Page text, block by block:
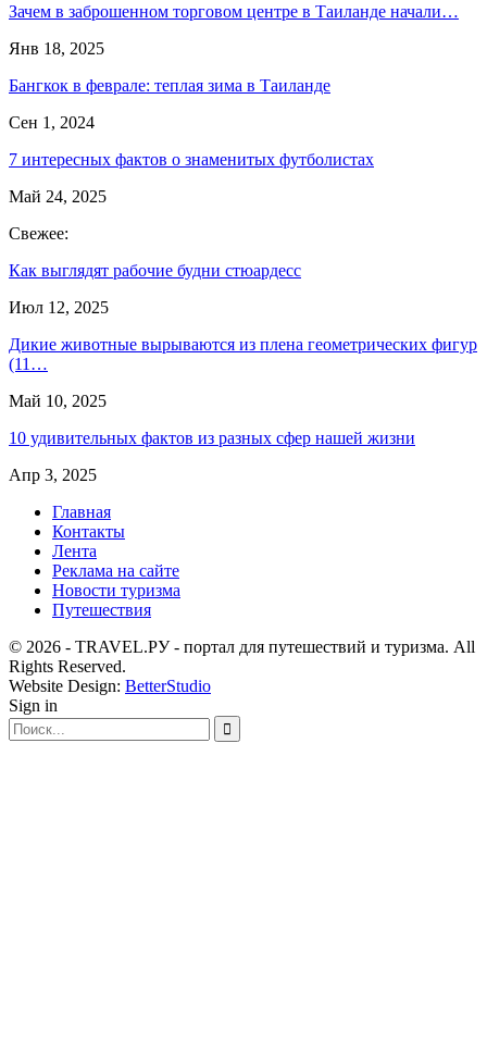
Зачем в заброшенном торговом центре в Таиланде начали…
Янв 18, 2025
Бангкок в феврале: теплая зима в Таиланде
Сен 1, 2024
7 интересных фактов о знаменитых футболистах
Май 24, 2025
Свежее:
Как выглядят рабочие будни стюардесс
Июл 12, 2025
Дикие животные вырываются из плена геометрических фигур
(11…
Май 10, 2025
10 удивительных фактов из разных сфер нашей жизни
Апр 3, 2025
Главная
Контакты
Лента
Реклама на сайте
Новости туризма
Путешествия
© 2026 - TRAVEL.РУ - портал для путешествий и туризма. All
Rights Reserved.
Website Design: BetterStudio
Sign in